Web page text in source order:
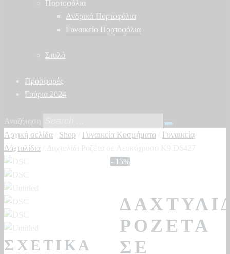
Πορτοφόλια
Ανδρικά Πορτοφόλια
Γυναικεία Πορτοφόλια
Στυλό
Προσφορές
Γούρια 2024
Αναζήτηση
Αρχική σελίδα
Shop Γυναικεία Κοσμήματα
Γυναικεία
Δάχτυλίδια
- 15%
ΡΟΖΈΤΑ
ΣΕ
ΣΧΕΤΙΚΆ